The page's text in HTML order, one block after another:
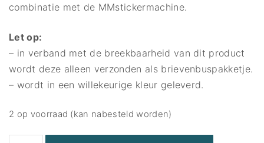
combinatie met de MMstickermachine.
Let op:
– in verband met de breekbaarheid van dit product
wordt deze alleen verzonden als brievenbuspakketje.
– wordt in een willekeurige kleur geleverd.
2 op voorraad (kan nabesteld worden)